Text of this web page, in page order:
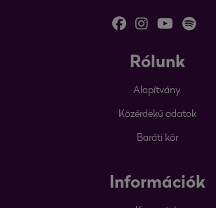
Rólunk
Alapítvány
Közérdekű adatok
Baráti kör
Információk